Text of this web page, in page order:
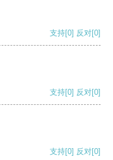
支持[0] 反对[0]
支持[0] 反对[0]
支持[0] 反对[0]